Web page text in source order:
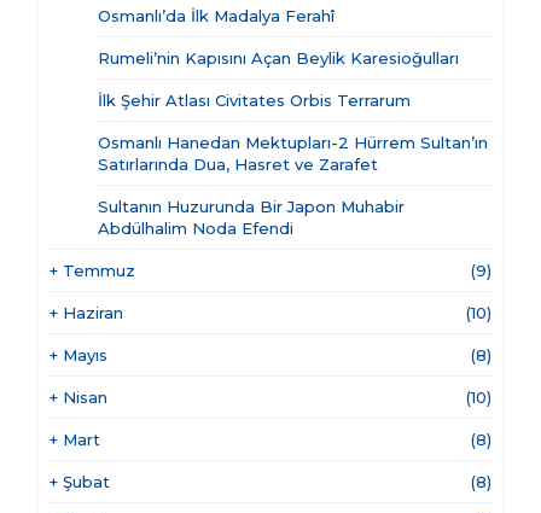
Osmanlı’da İlk Madalya Ferahî
Rumeli’nin Kapısını Açan Beylik Karesioğulları
İlk Şehir Atlası Civitates Orbis Terrarum
Osmanlı Hanedan Mektupları-2 Hürrem Sultan’ın
Satırlarında Dua, Hasret ve Zarafet
Sultanın Huzurunda Bir Japon Muhabir
Abdülhalim Noda Efendi
+ Temmuz (9)
+ Haziran (10)
+ Mayıs (8)
+ Nisan (10)
+ Mart (8)
+ Şubat (8)